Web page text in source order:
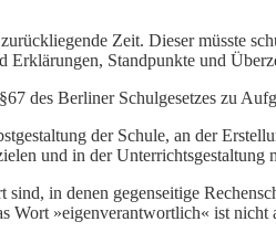
Zeit. Dieser müsste
Standpunkte und
des Berliner Schulgesetzes zu
der Schule, an der
und in der Unterrichtsgestaltung
sind, in denen gegenseitige
»eigenverantwortlich« ist